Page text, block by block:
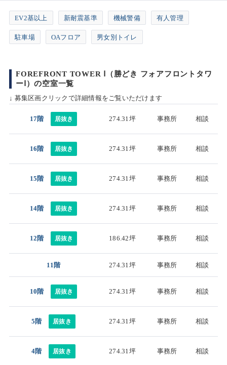
EV2基以上 新耐震基準 機械警備 有人管理
駐車場 OAフロア 男女別トイレ
FOREFRONT TOWER Ⅰ（勝どき フォアフロントタワ
ーⅠ）の空室一覧
↓ 募集区画クリックで詳細情報をご覧いただけます
17階 居抜き 274.31坪 事務所 相談
16階 居抜き 274.31坪 事務所 相談
15階 居抜き 274.31坪 事務所 相談
14階 居抜き 274.31坪 事務所 相談
12階 居抜き 186.42坪 事務所 相談
11階 274.31坪 事務所 相談
10階 居抜き 274.31坪 事務所 相談
5階 居抜き 274.31坪 事務所 相談
4階 居抜き 274.31坪 事務所 相談